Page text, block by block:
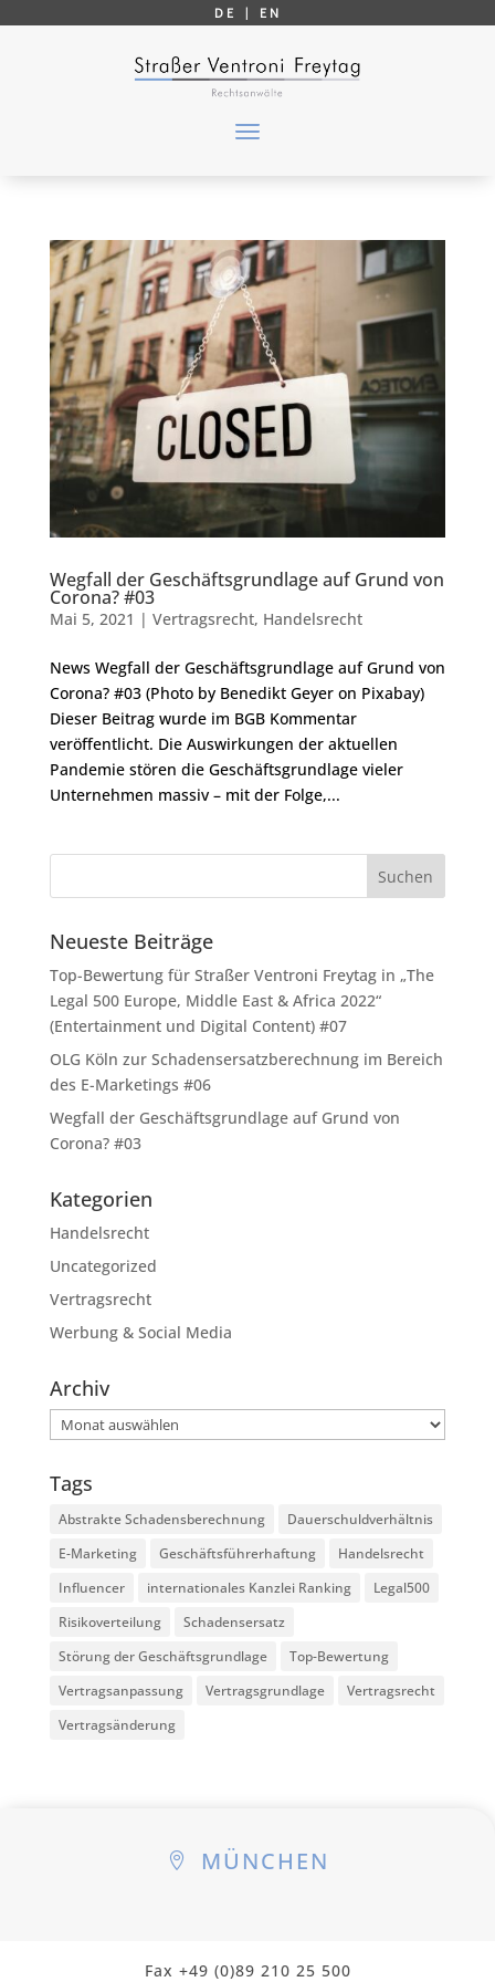
DE | EN
Wegfall der Geschäftsgrundlage auf Grund von
Corona? #03
Mai 5, 2021 | Vertragsrecht, Handelsrecht
News Wegfall der Geschäftsgrundlage auf Grund von
Corona? #03 (Photo by Benedikt Geyer on Pixabay)
Dieser Beitrag wurde im BGB Kommentar
veröffentlicht. Die Auswirkungen der aktuellen
Pandemie stören die Geschäftsgrundlage vieler
Unternehmen massiv – mit der Folge,...
Neueste Beiträge
Top-Bewertung für Straßer Ventroni Freytag in „The
Legal 500 Europe, Middle East & Africa 2022“
(Entertainment und Digital Content) #07
OLG Köln zur Schadensersatzberechnung im Bereich
des E-Marketings #06
Wegfall der Geschäftsgrundlage auf Grund von
Corona? #03
Kategorien
Handelsrecht
Uncategorized
Vertragsrecht
Werbung & Social Media
Archiv
Archiv
Tags
Abstrakte Schadensberechnung
Dauerschuldverhältnis
E-Marketing
Geschäftsführerhaftung
Handelsrecht
Influencer
internationales Kanzlei Ranking
Legal500
Risikoverteilung
Schadensersatz
Störung der Geschäftsgrundlage
Top-Bewertung
Vertragsanpassung
Vertragsgrundlage
Vertragsrecht
Vertragsänderung
 MÜNCHEN
Fax +49 (0)89 210 25 500